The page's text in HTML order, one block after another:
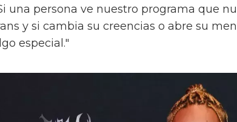
una persona ve nuestro programa que
y si cambia su creencias o abre su
especial."